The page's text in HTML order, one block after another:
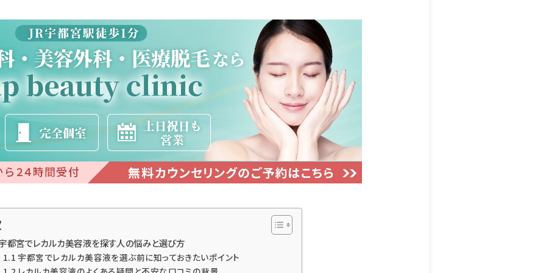
都宮でレカルカ美容液を探す人の悩みと選び方
1.1 宇都宮でレカルカ美容液を選ぶ前に知っておきたいポイント